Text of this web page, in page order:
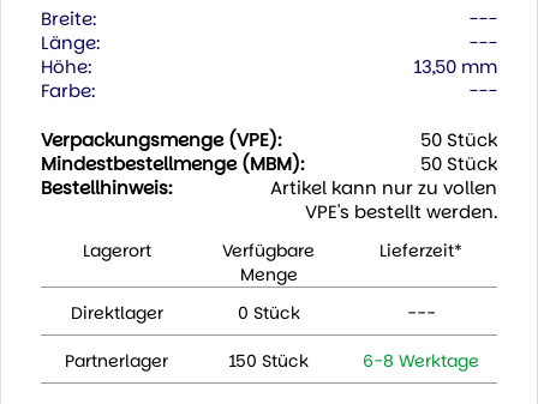
Breite:
---
Länge:
---
Höhe:
13,50 mm
Farbe:
---
Verpackungsmenge (VPE):
50 Stück
Mindestbestellmenge (MBM):
50 Stück
Bestellhinweis:
Artikel kann nur zu vollen
VPE's bestellt werden.
Lagerort
Verfügbare
Menge
Lieferzeit*
Direktlager 0 Stück ---
Partnerlager 150 Stück 6-8 Werktage